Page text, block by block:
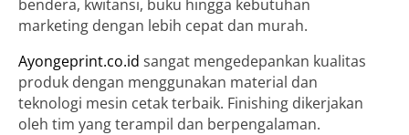
bendera, kwitansi, buku hingga kebutuhan
marketing dengan lebih cepat dan murah.
Ayongeprint.co.id sangat mengedepankan kualitas
produk dengan menggunakan material dan
teknologi mesin cetak terbaik. Finishing dikerjakan
oleh tim yang terampil dan berpengalaman.